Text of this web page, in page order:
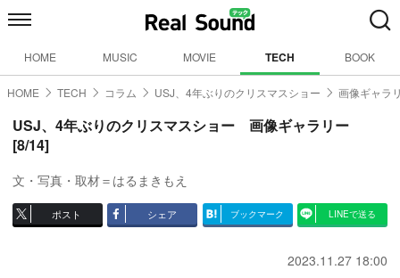
HOME MUSIC MOVIE TECH BOOK
HOME TECH コラム USJ、4年ぶりのクリスマスショー 画像ギャラ
USJ、4年ぶりのクリスマスショー 画像ギャラリー
[8/14]
文・写真・取材＝はるまきもえ
ポスト シェア ブックマーク LINEで送る
2023.11.27 18:00